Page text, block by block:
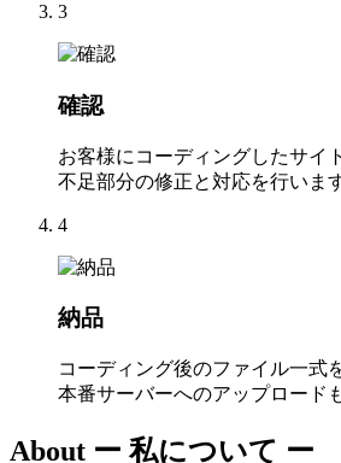
3
確認
お客様にコーディングしたサイ
不足部分の修正と対応を行います
4
納品
コーディング後のファイル一式
本番サーバーへのアップロード
About ー 私について ー